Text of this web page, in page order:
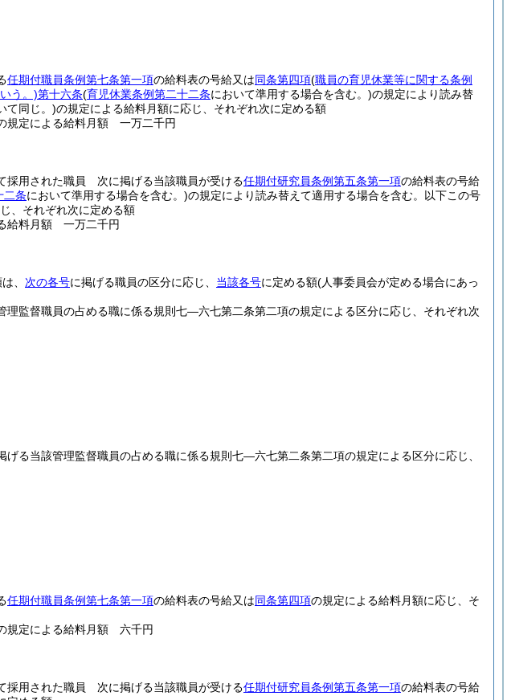
任期付職員条例第七条第一項の給料表の号給又は同条第四項(職員の育児休業等に関する条例
う。)第十六条(育児休業条例第二十二条において準用する場合を含む。)の規定により読み替
て同じ。)の規定による給料月額に応じ、それぞれ次に定める額
規定による給料月額 一万二千円
採用された職員 次に掲げる当該職員が受ける任期付研究員条例第五条第一項の給料表の号給
二条において準用する場合を含む。)の規定により読み替えて適用する場合を含む。以下この号
、それぞれ次に定める額
給料月額 一万二千円
、 次の各号に掲げる職員の区分に応じ、 当該各号に定める額(人事委員会が定める場合にあっ
監督職員の占める職に係る規則七―六七第二条第二項の規定による区分に応じ、それぞれ次
る当該管理監督職員の占める職に係る規則七―六七第二条第二項の規定による区分に応じ、
任期付職員条例第七条第一項の給料表の号給又は同条第四項の規定による給料月額に応じ、そ
規定による給料月額 六千円
採用された職員 次に掲げる当該職員が受ける任期付研究員条例第五条第一項の給料表の号給